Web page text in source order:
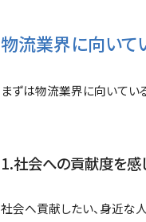
物流業界に向いて
まずは物流業界に向いてい
1.社会への貢献度を感
社会へ貢献したい、身近な